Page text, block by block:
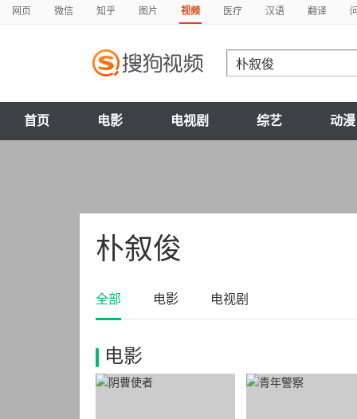
网页 微信 知乎 图片 视频 医疗 汉语 翻译
首页 电影 电视剧 综艺 动漫
朴叙俊
全部 电影 电视剧
电影